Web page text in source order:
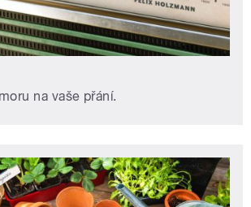
na vaše přání.